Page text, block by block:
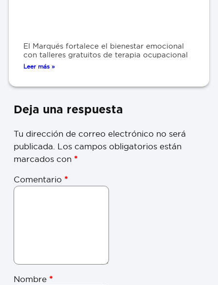
El Marqués fortalece el bienestar emocional
con talleres gratuitos de terapia ocupacional
Leer más »
Deja una respuesta
Tu dirección de correo electrónico no será
publicada. Los campos obligatorios están
marcados con *
Comentario *
Nombre *